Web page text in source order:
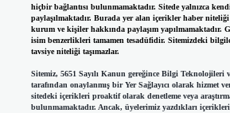
hiçbir bağlantısı bulunmamaktadır. Sitede yalnızca kendi
paylaşılmaktadır. Burada yer alan içerikler haber niteliği
kurum ve kişiler hakkında paylaşım yapılmamaktadır.
isim benzerlikleri tamamen tesadüfidir. Sitemizdeki
tavsiye niteliği taşımazlar.
Sitemiz, 5651 Sayılı Kanun gereğince Bilgi
tarafından onaylanmış bir Yer Sağlayıcı olarak hizmet
sitedeki içerikleri proaktif olarak denetleme veya
bulunmamaktadır. Ancak, üyelerimiz yazdıkları